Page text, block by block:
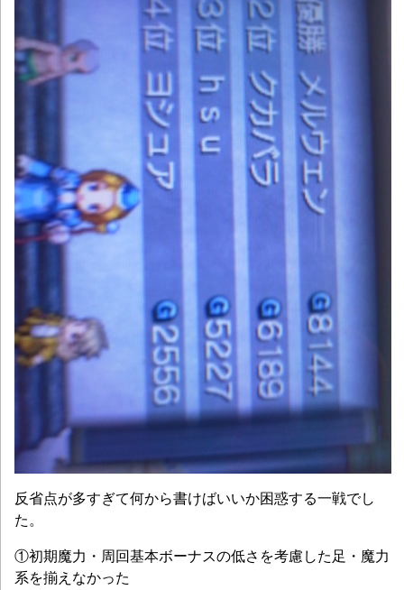
反省点が多すぎて何から書けばいいか困惑する一戦でし
た。
①初期魔力・周回基本ボーナスの低さを考慮した足・魔力
系を揃えなかった